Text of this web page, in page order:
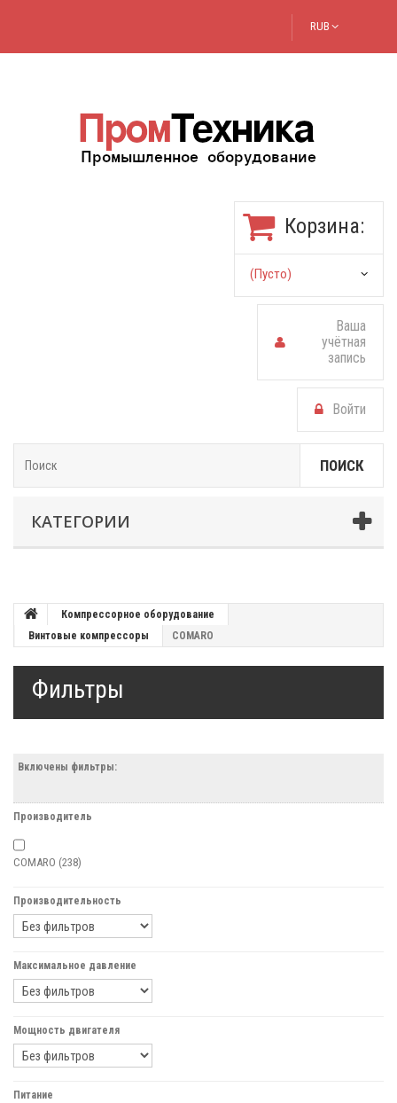
RUB
Корзина:
(пусто)
Ваша
учётная
запись
Войти
ПОИСК
КАТЕГОРИИ
Компрессорное оборудование
Винтовые компрессоры
COMARO
Фильтры
Включены фильтры:
Производитель
COMARO (238)
Производительность
Максимальное давление
Мощность двигателя
Питание